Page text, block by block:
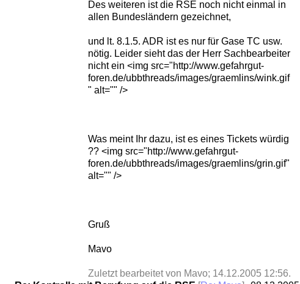
Des weiteren ist die RSE noch nicht einmal in
allen Bundesländern gezeichnet,
und lt. 8.1.5. ADR ist es nur für Gase TC usw.
nötig. Leider sieht das der Herr Sachbearbeiter
nicht ein <img src="http://www.gefahrgut-
foren.de/ubbthreads/images/graemlins/wink.gif
" alt="" />
Was meint Ihr dazu, ist es eines Tickets würdig
?? <img src="http://www.gefahrgut-
foren.de/ubbthreads/images/graemlins/grin.gif"
alt="" />
Gruß
Mavo
Zuletzt bearbeitet von Mavo; 14.12.2005 12:56.